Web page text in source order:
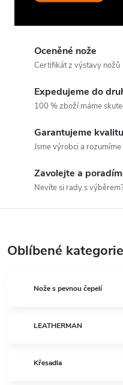
Oceněné nože
Certifikát z výstavy nožů
Expedujeme do
100 % zboží máme
Garantujeme kvalitu
Jsme výrobci a
Zavolejte a
Nevíte si rady s
Nože s pevnou čepelí
LEATHERMAN
Křesadla